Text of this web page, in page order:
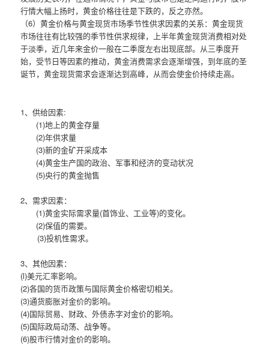
行情大幅上扬时，黄金价格往往是下跌的，反之亦然。
（6）黄金价格与黄金现货市场季节性供求因素的关系：黄金现货
市场往往有比较强的季节性供求规律，上半年黄金现货消费相对处
于淡季，近几年来金价一般在二季度左右出现底部。从三季度开
始，受节日等因素的推动，黄金消费需求会逐渐增强，到年底的圣
诞节，黄金现货需求会逐渐达到高峰，从而会使金价持续走高。
1、供给因素:
(1)地上的黄金存量
(2)年供求量
(3)新的金矿开采成本
(4)黄金生产国的政治、军事和经济的变动状况
(5)央行的黄金抛售
2、需求因素：
(1)黄金实际需求量(首饰业、工业等)的变化。
(2)保值的需要。
(3)投机性需求。
3、其他因素：
(l)美元汇率影响。
(2)各国的货币政策与国际黄金价格密切相关。
(3)通货膨胀对金价的影响。
(4)国际贸易、财政、外债赤字对金价的影响。
(5)国际政局动荡、战争等。
(6)股市行情对金价的影响。